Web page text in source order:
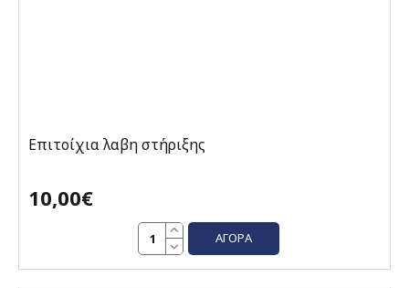
Επιτοίχια λαβη στήριξης
10,00€
ΑΓΟΡΆ